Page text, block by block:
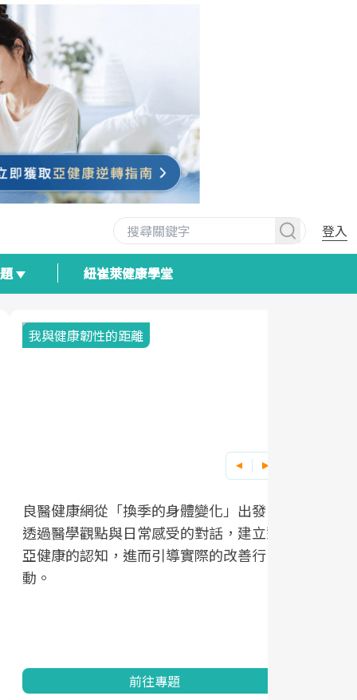
登入
紐崔萊健康學堂
與健康韌性的距離
醫健康網從「換季的身體變化」出發，
過醫學觀點與日常感受的對話，建立對
健康的認知，進而引導實際的改善行
前往專題